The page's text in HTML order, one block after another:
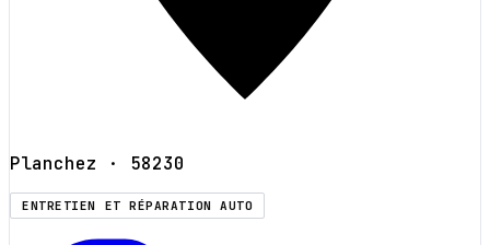
Planchez · 58230
ENTRETIEN ET RÉPARATION AUTO